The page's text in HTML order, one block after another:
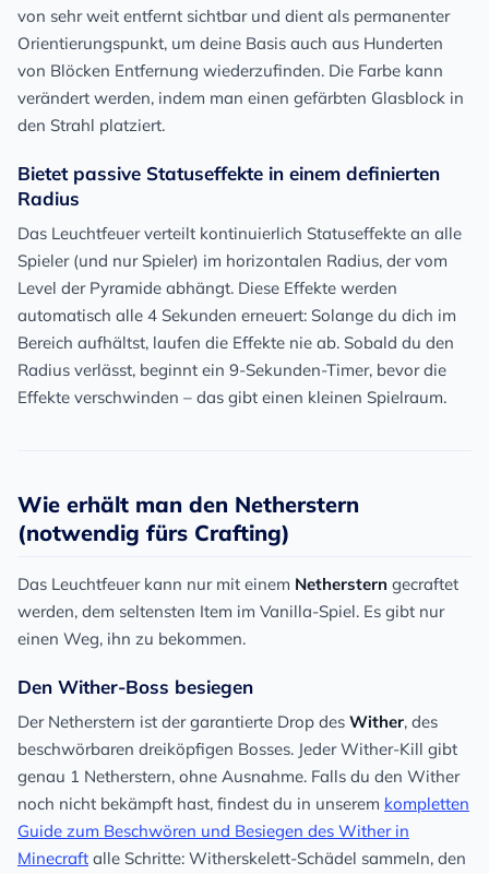
von sehr weit entfernt sichtbar und dient als permanenter
Orientierungspunkt, um deine Basis auch aus Hunderten
von Blöcken Entfernung wiederzufinden. Die Farbe kann
verändert werden, indem man einen gefärbten Glasblock in
den Strahl platziert.
Bietet passive Statuseffekte in einem definierten
Radius
Das Leuchtfeuer verteilt kontinuierlich Statuseffekte an alle
Spieler (und nur Spieler) im horizontalen Radius, der vom
Level der Pyramide abhängt. Diese Effekte werden
automatisch alle 4 Sekunden erneuert: Solange du dich im
Bereich aufhältst, laufen die Effekte nie ab. Sobald du den
Radius verlässt, beginnt ein 9-Sekunden-Timer, bevor die
Effekte verschwinden – das gibt einen kleinen Spielraum.
Wie erhält man den Netherstern
(notwendig fürs Crafting)
Das Leuchtfeuer kann nur mit einem Netherstern gecraftet
werden, dem seltensten Item im Vanilla-Spiel. Es gibt nur
einen Weg, ihn zu bekommen.
Den Wither-Boss besiegen
Der Netherstern ist der garantierte Drop des Wither, des
beschwörbaren dreiköpfigen Bosses. Jeder Wither-Kill gibt
genau 1 Netherstern, ohne Ausnahme. Falls du den Wither
noch nicht bekämpft hast, findest du in unserem kompletten
Guide zum Beschwören und Besiegen des Wither in
Minecraft alle Schritte: Witherskelett-Schädel sammeln, den